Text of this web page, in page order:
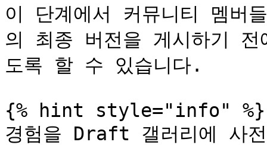
이 단계에서 커뮤니티 멤버
의 최종 버전을 게시하기
도록 할 수 있습니다.
{% hint style="info" %}
경험을 Draft 갤러리에 사